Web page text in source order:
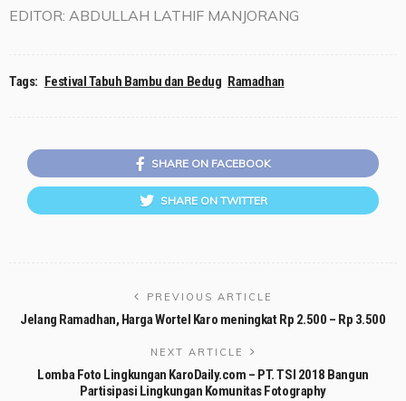
EDITOR: ABDULLAH LATHIF MANJORANG
Tags: Festival Tabuh Bambu dan Bedug Ramadhan
SHARE ON FACEBOOK
SHARE ON TWITTER
PREVIOUS ARTICLE
Jelang Ramadhan, Harga Wortel Karo meningkat Rp 2.500 – Rp 3.500
NEXT ARTICLE
Lomba Foto Lingkungan KaroDaily.com – PT. TSI 2018 Bangun
Partisipasi Lingkungan Komunitas Fotography